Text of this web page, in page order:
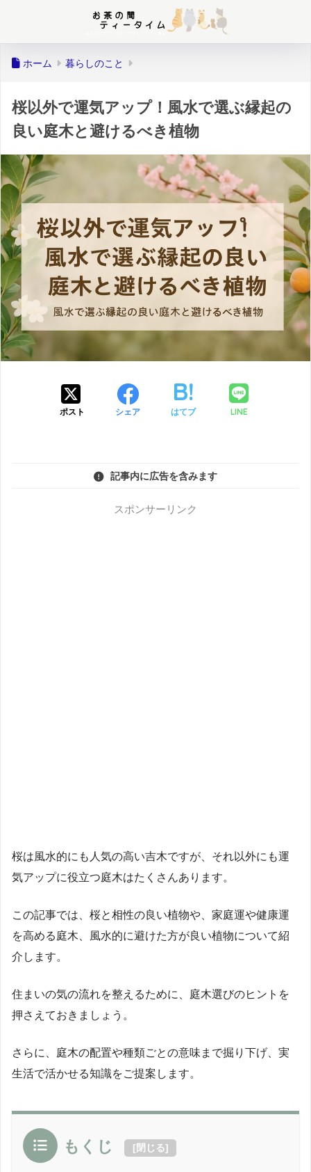
ホーム 暮らしのこと
桜以外で運気アップ！風水で選ぶ縁起の
良い庭木と避けるべき植物
ポスト シェア はてブ LINE
記事内に広告を含みます
スポンサーリンク
桜は風水的にも人気の高い吉木ですが、それ以外にも運
気アップに役立つ庭木はたくさんあります。
この記事では、桜と相性の良い植物や、家庭運や健康運
を高める庭木、風水的に避けた方が良い植物について紹
介します。
住まいの気の流れを整えるために、庭木選びのヒントを
押さえておきましょう。
さらに、庭木の配置や種類ごとの意味まで掘り下げ、実
生活で活かせる知識をご提案します。
もくじ [閉じる]